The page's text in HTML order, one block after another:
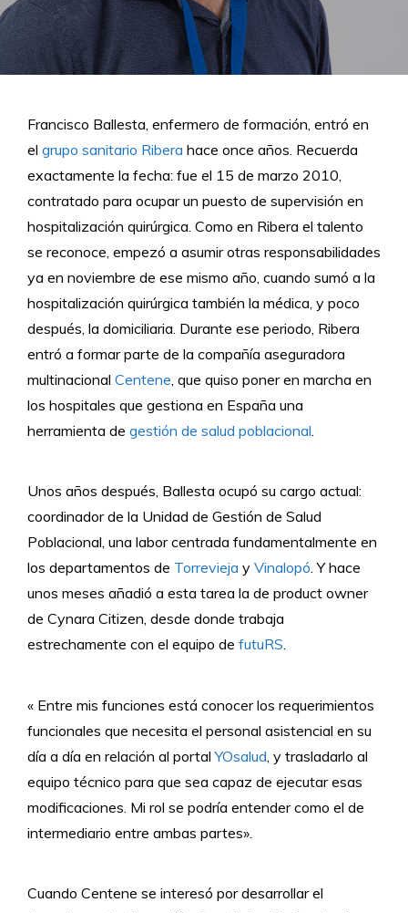
Francisco Ballesta, enfermero de formación, entró en
el grupo sanitario Ribera hace once años. Recuerda
exactamente la fecha: fue el 15 de marzo 2010,
contratado para ocupar un puesto de supervisión en
hospitalización quirúrgica. Como en Ribera el talento
se reconoce, empezó a asumir otras responsabilidades
ya en noviembre de ese mismo año, cuando sumó a la
hospitalización quirúrgica también la médica, y poco
después, la domiciliaria. Durante ese periodo, Ribera
entró a formar parte de la compañía aseguradora
multinacional Centene, que quiso poner en marcha en
los hospitales que gestiona en España una
herramienta de gestión de salud poblacional.
Unos años después, Ballesta ocupó su cargo actual:
coordinador de la Unidad de Gestión de Salud
Poblacional, una labor centrada fundamentalmente en
los departamentos de Torrevieja y Vinalopó. Y hace
unos meses añadió a esta tarea la de product owner
de Cynara Citizen, desde donde trabaja
estrechamente con el equipo de futuRS.
« Entre mis funciones está conocer los requerimientos
funcionales que necesita el personal asistencial en su
día a día en relación al portalYOsalud , y trasladarlo al
equipo técnico para que sea capaz de ejecutar esas
modificaciones. Mi rol se podría entender como el de
intermediario entre ambas partes».
Cuando Centene se interesó por desarrollar el